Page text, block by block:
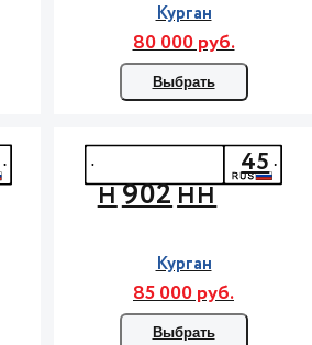
Курган
80 000 руб.
Выбрать
Н902НН
45
Курган
85 000 руб.
Выбрать